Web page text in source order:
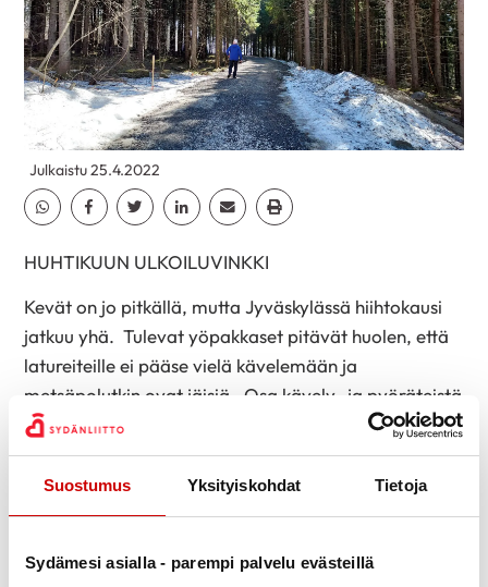
Suostumus Yksityiskohdat Tietoja
Sydämesi asialla - parempi palvelu evästeillä
Julkaistu 25.4.2022
Jaa Whatsapp
Jaa Facebook
Jaa TwitterJaa Linkedin
Jaa EmailJaa Print
HUHTIKUUN ULKOILUVINKKI
Kevät on jo pitkällä, mutta Jyväskylässä hiihtokausi
jatkuu yhä. Tulevat yöpakkaset pitävät huolen, että
latureiteille ei pääse vielä kävelemään ja
metsäpolutkin ovat jäisiä. Osa kävely- ja pyöräteistä
on jo harjattu puhtaiksi, mutta jos haluaa mennä
metsään ilman kumisaappaita, sellainenkin paikka
löytyy.
Haukanniemessä on luontopolku sulana. Sinne on